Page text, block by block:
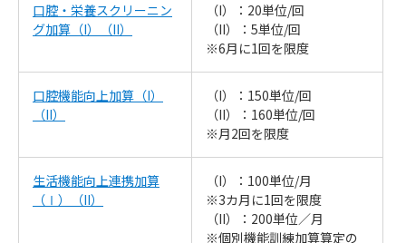
口腔・栄養スクリーニン
グ加算（I）（II）
（I）：20単位/回
（II）：5単位/回
※6月に1回を限度
口腔機能向上加算（I）
（II）
（I）：150単位/回
（II）：160単位/回
※月2回を限度
生活機能向上連携加算
（Ⅰ）（II）
（I）：100単位/月
※3カ月に1回を限度
（II）：200単位／月
※個別機能訓練加算算定の